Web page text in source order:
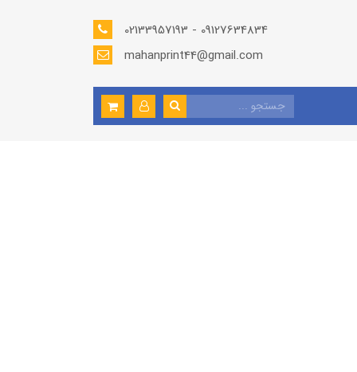
02133957193 - 09127634834
mahanprint44@gmail.com